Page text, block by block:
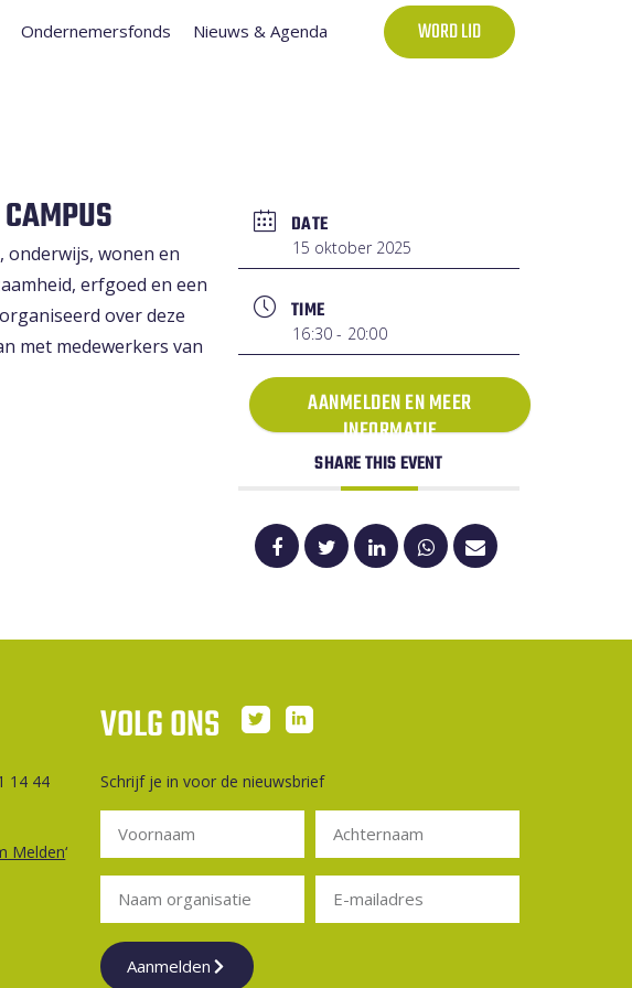
Ondernemersfonds Nieuws & Agenda WORD LID
onderwijs, wonen en
erfgoed en een
over deze
met medewerkers van
DATE
15 oktober 2025
TIME
16:30 - 20:00
AANMELDEN EN MEER
INFORMATIE
SHARE THIS EVENT
14 44
Melden‘
VOLG ONS
Schrijf je in voor de nieuwsbrief
Aanmelden